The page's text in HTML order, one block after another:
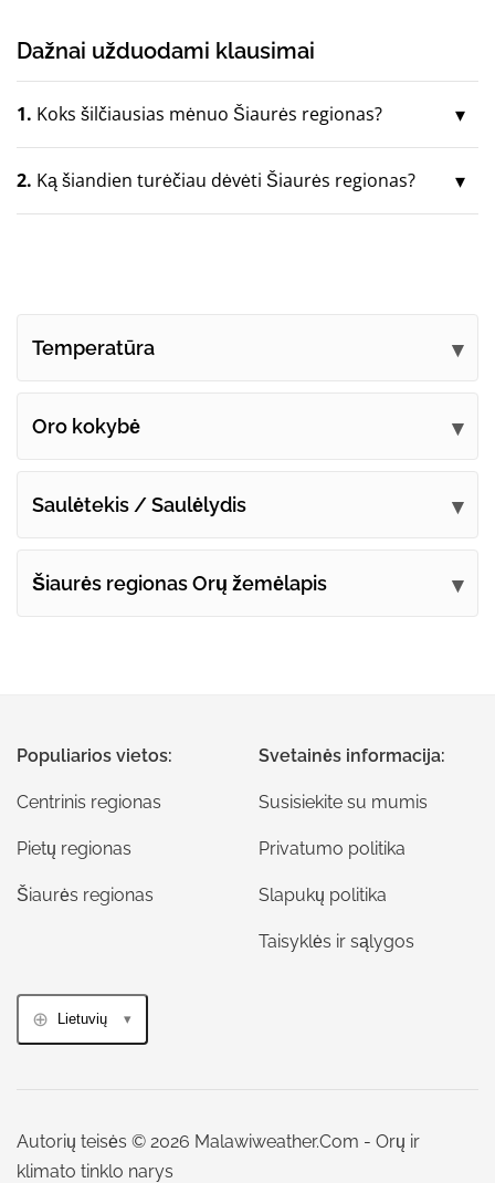
Dažnai užduodami klausimai
1. Koks šilčiausias mėnuo Šiaurės regionas?
2. Ką šiandien turėčiau dėvėti Šiaurės regionas?
Temperatūra
Oro kokybė
Saulėtekis / Saulėlydis
Šiaurės regionas Orų žemėlapis
Populiarios vietos:
Centrinis regionas
Pietų regionas
Šiaurės regionas
Svetainės informacija:
Susisiekite su mumis
Privatumo politika
Slapukų politika
Taisyklės ir sąlygos
Lietuvių
Autorių teisės © 2026 Malawiweather.Com - Orų ir
klimato tinklo narys